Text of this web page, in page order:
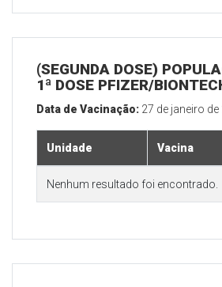
(SEGUNDA DOSE)
1ª DOSE PFIZER/
Data de Vacinação: 27 de janeiro de
Unidade Vacina
Nenhum resultado foi encontrado.